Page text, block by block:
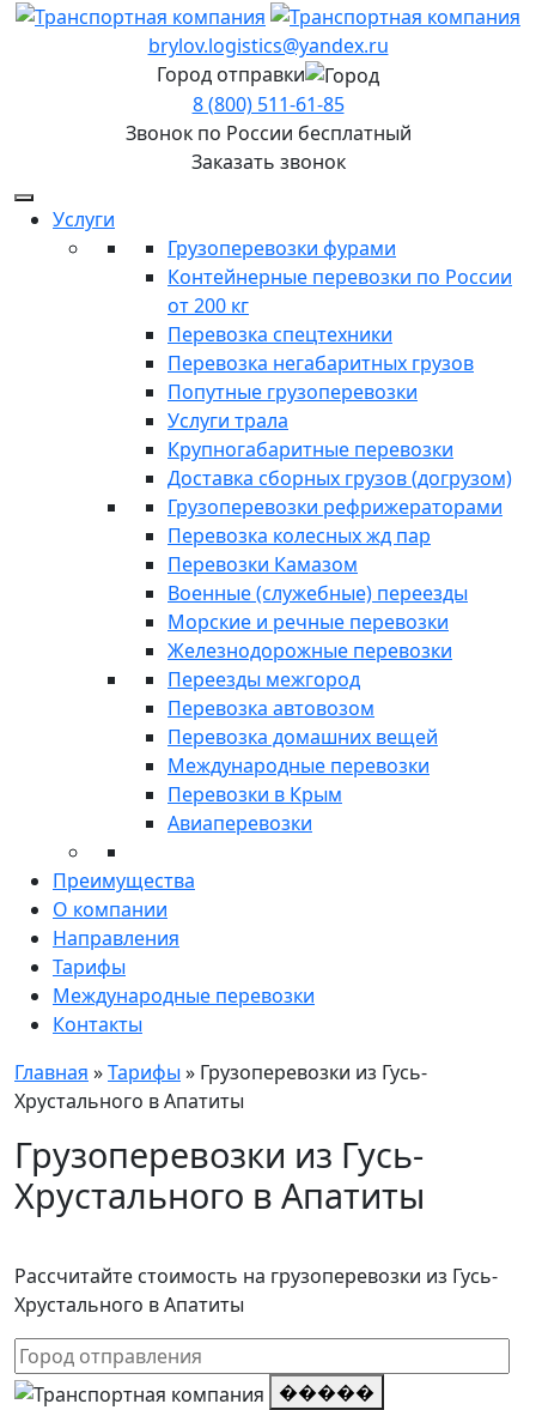
brylov.logistics@yandex.ru
Город отправки
8 (800) 511-61-85
Звонок по России бесплатный
Заказать звонок
Услуги
Грузоперевозки фурами
Контейнерные перевозки по России
от 200 кг
Перевозка спецтехники
Перевозка негабаритных грузов
Попутные грузоперевозки
Услуги трала
Крупногабаритные перевозки
Доставка сборных грузов (догрузом)
Грузоперевозки рефрижераторами
Перевозка колесных жд пар
Перевозки Камазом
Военные (служебные) переезды
Морские и речные перевозки
Железнодорожные перевозки
Переезды межгород
Перевозка автовозом
Перевозка домашних вещей
Международные перевозки
Перевозки в Крым
Авиаперевозки
Преимущества
О компании
Направления
Тарифы
Международные перевозки
Контакты
Главная »Тарифы » Грузоперевозки из Гусь-
Хрустального в Апатиты
Грузоперевозки из Гусь-
Хрустального в Апатиты
Рассчитайте стоимость на грузоперевозки из Гусь-
Хрустального в Апатиты
�����